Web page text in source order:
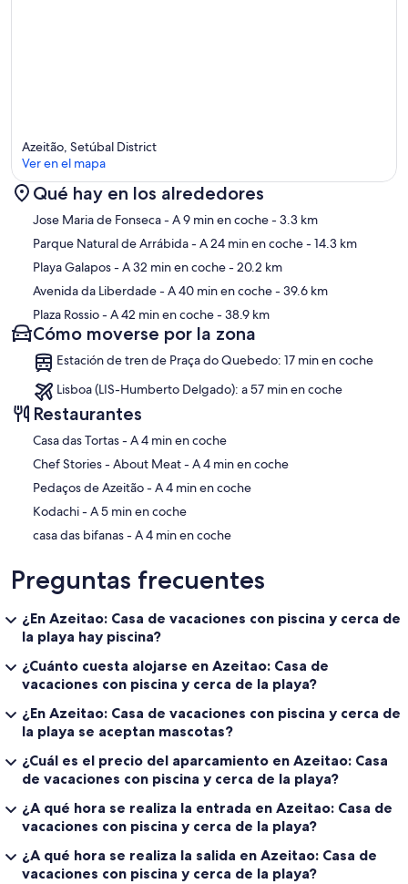
Mapa
Azeitão, Setúbal District
Ver en el mapa
Qué hay en los alrededores
Jose Maria de Fonseca- A 9 min en coche- 3.3 km
Parque Natural de Arrábida- A 24 min en coche- 14.3 km
Playa Galapos- A 32 min en coche- 20.2 km
Avenida da Liberdade- A 40 min en coche- 39.6 km
Plaza Rossio- A 42 min en coche- 38.9 km
Cómo moverse por la zona
Estación de tren de Praça do Quebedo: 17 min en coche
Lisboa (LIS-Humberto Delgado): a 57 min en coche
Restaurantes
‪Casa das Tortas - ‬A 4 min en coche
‪Chef Stories - About Meat - ‬A 4 min en coche
‪Pedaços de Azeitão - ‬A 4 min en coche
‪Kodachi - ‬A 5 min en coche
‪casa das bifanas - ‬A 4 min en coche
Preguntas frecuentes
¿En Azeitao: Casa de vacaciones con piscina y cerca de
la playa hay piscina?
¿Cuánto cuesta alojarse en Azeitao: Casa de
vacaciones con piscina y cerca de la playa?
¿En Azeitao: Casa de vacaciones con piscina y cerca de
la playa se aceptan mascotas?
¿Cuál es el precio del aparcamiento en Azeitao: Casa
de vacaciones con piscina y cerca de la playa?
¿A qué hora se realiza la entrada en Azeitao: Casa de
vacaciones con piscina y cerca de la playa?
¿A qué hora se realiza la salida en Azeitao: Casa de
vacaciones con piscina y cerca de la playa?